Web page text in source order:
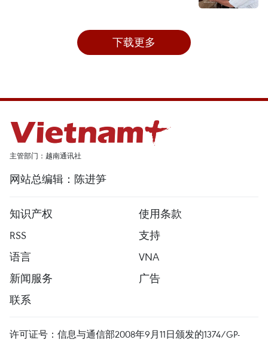
下载更多
主管部门：越南通讯社
网站总编辑：陈进笋
知识产权
使用条款
RSS
支持
语言
VNA
新闻服务
广告
联系
许可证号：信息与通信部2008年9月11日颁发的1374/GP-